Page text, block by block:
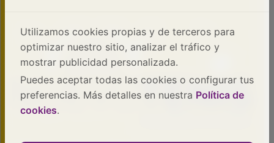
Utilizamos cookies propias y de terceros para
optimizar nuestro sitio, analizar el tráfico y
mostrar publicidad personalizada.
Puedes aceptar todas las cookies o configurar tus
preferencias. Más detalles en nuestra Política de
cookies.